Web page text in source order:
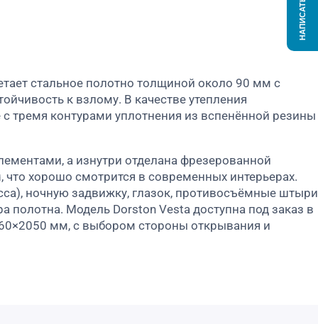
стальное полотно толщиной около 90 мм с
к взлому. В качестве утепления
тремя контурами уплотнения из вспенённой резины
а изнутри отделана фрезерованной
хорошо смотрится в современных интерьерах.
ночную задвижку, глазок, противосъёмные штыри
полотна. Модель Dorston Vesta доступна под заказ в
мм, с выбором стороны открывания и